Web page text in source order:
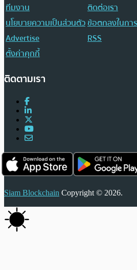
ทีมงาน
ติดต่อเรา
นโยบายความเป็นส่วนตัวข้อตกลงในกา
Advertise
RSS
ตั้งค่าคุกกี้
ติดตามเรา
Siam Blockchain Copyright © 2026.